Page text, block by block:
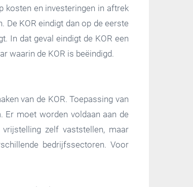
kosten en investeringen in aftrek
De KOR eindigt dan op de eerste
In dat geval eindigt de KOR een
waarin de KOR is beëindigd.
van de KOR. Toepassing van
Er moet worden voldaan aan de
zelf vaststellen, maar
bedrijfssectoren. Voor